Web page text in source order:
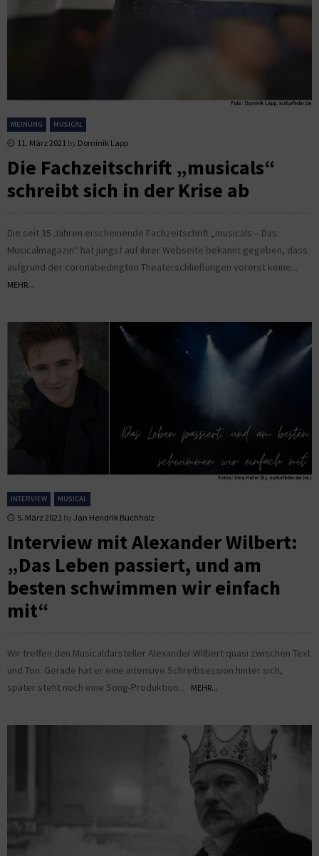
MEINUNG MUSICAL
11. März 2021 by Dominik Lapp
Die Fachzeitschrift „musicals“
schreibt sich in der Krise ab
Die seit 35 Jahren erscheinende Fachzeitschrift „musicals – Das
Musicalmagazin“ hat jüngst auf ihrer Webseite bekannt gegeben, dass
aufgrund der coronabedingten Theaterschließungen vorerst keine...
MEHR...
INTERVIEW MUSICAL
5. März 2021 by Jan Hendrik Buchholz
Interview mit Alexander Wilbert:
„Das Leben passiert, und am
besten schwimmen wir einfach
mit“
Wir treffen den Musicaldarsteller Alexander Wilbert quasi zwischen Text
und Ton. Gerade hat er eine intensive Schreibsession hinter sich,
später steht noch eine Song-Produktion...
MEHR...